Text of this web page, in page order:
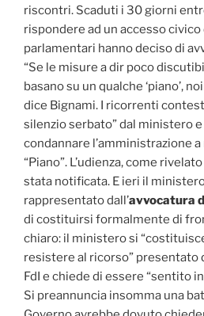
riscontri. Scaduti i 30 giorni
rispondere ad un accesso
parlamentari hanno deciso di
“Se le misure a dir poco
basano su un qualche ‘piano’,
dice Bignami. I ricorrenti
silenzio serbato” dal ministero
condannare l’amministrazione
“Piano”. L’udienza, come
stata notificata. E ieri il
rappresentato dall’avvocatura
di costituirsi formalmente di
chiaro: il ministero si
resistere al ricorso” presentato
FdI e chiede di essere “sentito
Si preannuncia insomma una